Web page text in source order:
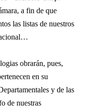
a fin de que
las listas de nuestros
obrarán, pues,
en su
y de las
de nuestras